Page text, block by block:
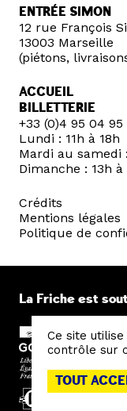
ENTRÉE SIMON
12 rue François
13003 Marseille
(piétons,
ACCUEIL
BILLETTERIE
+33 (0)4 95 04 95
Lundi : 11h à 18h
Mardi au samedi
Dimanche : 13h à
Crédits
Mentions légales
Politique de
La Friche est
Ce site
contrôle sur
TOUT